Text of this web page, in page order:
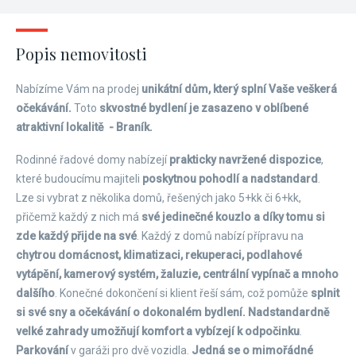
Popis nemovitosti
Nabízíme Vám na prodej unikátní dům, který splní Vaše veškerá
očekávání. Toto skvostné bydlení je zasazeno v oblíbené
atraktivní lokalitě - Braník.
Rodinné řadové domy nabízejíprakticky navržené dispozice,
které budoucímu majiteli poskytnou pohodlí a nadstandard
Lze si vybrat z několika domů, řešených jako 5+kk či 6+kk,
přičemž každý z nich má své jedinečné kouzlo a díky tomu si
zde každý přijde na své. Každý z domů nabízí přípravu na
chytrou domácnost, klimatizaci, rekuperaci, podlahové
vytápění, kamerový systém, žaluzie, centrální vypínač a mnoho
dalšího . Konečné dokončení si klient řeší sám, což pomůže splnit
si své sny a očekávání o dokonalém bydlení. Nadstandardně
velké zahrady umožňují komfort a vybízejí k odpočinku
Parkovánív garáži pro dvě vozidla. Jedná se o mimořádné